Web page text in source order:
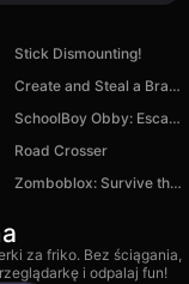
Stick Dismounting!
Create and Steal a Brainrot! Italian Animals
SchoolBoy Obby: Escape from Mom in Backrooms
Road Crosser
Zomboblox: Survive the City with Friends
za friko. Bez ściągania,
i odpalaj fun!